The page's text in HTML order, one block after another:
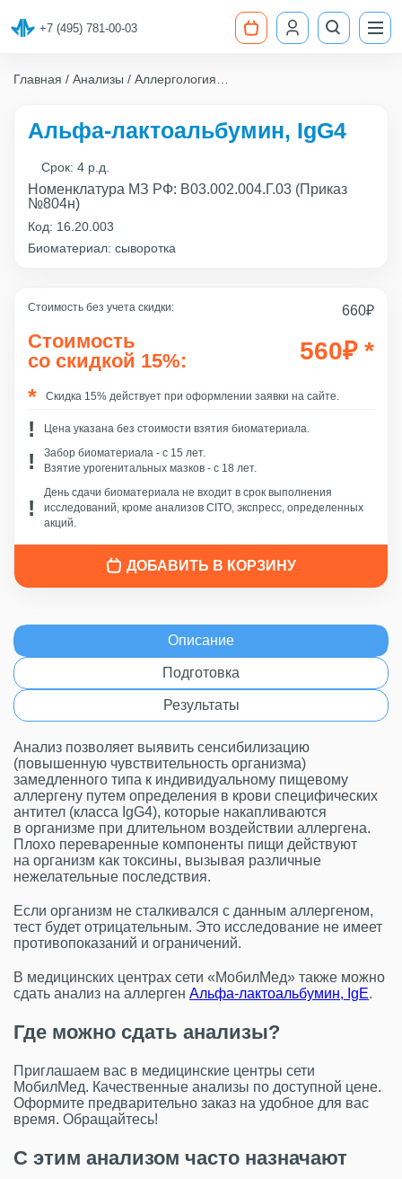
+7 (495) 781-00-03
Главная Анализы
Аллергология
Стоимость без учета скидки: 660₽
Стоимость
со скидкой 15%:
560₽ *
Скидка 15% действует при оформлении заявки на сайте.
Цена указана без стоимости взятия биоматериала.
Забор биоматериала - c 15 лет.
Взятие урогенитальных мазков - с 18 лет.
День сдачи биоматериала не входит в срок выполнения
исследований, кроме анализов CITO, экспресс, определенных
акций.
ДОБАВИТЬ В КОРЗИНУ
Альфа-лактоальбумин, IgG4
Срок: 4 р.д.
Номенклатура МЗ РФ: B03.002.004.Г.03 (Приказ
№804н)
Код: 16.20.003
Биоматериал: сыворотка
Описание
Подготовка
Результаты
Анализ позволяет выявить сенсибилизацию
(повышенную чувствительность организма)
замедленного типа к индивидуальному пищевому
аллергену путем определения в крови специфических
антител (класса IgG4), которые накапливаются
в организме при длительном воздействии аллергена.
Плохо переваренные компоненты пищи действуют
на организм как токсины, вызывая различные
нежелательные последствия.
Если организм не сталкивался с данным аллергеном,
тест будет отрицательным. Это исследование не имеет
противопоказаний и ограничений.
В медицинских центрах сети «МобилМед» также можно
сдать анализ на аллерген Альфа-лактоальбумин, IgE.
Где можно сдать анализы?
Приглашаем вас в медицинские центры сети
МобилМед. Качественные анализы по доступной цене.
Оформите предварительно заказ на удобное для вас
время. Обращайтесь!
С этим анализом часто назначают